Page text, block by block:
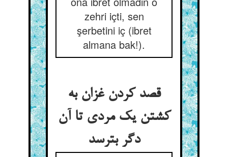
zehri içti, sen
şerbetini iç (ibret
almana bak!).
قصد کردن غزان به
کشتن یک مردی تا آن
دگر بترسد